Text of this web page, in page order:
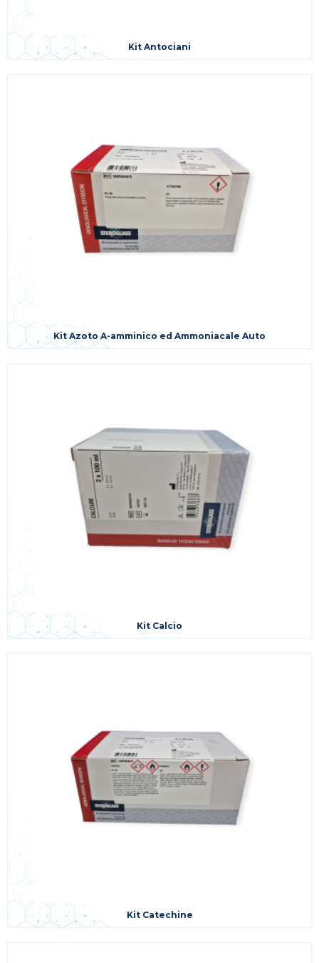
Kit Antociani
Kit Azoto A-amminico ed Ammoniacale Auto
Kit Calcio
Kit Catechine